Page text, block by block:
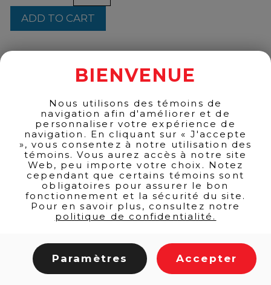
EDT
125ml
quantity
ADD TO CART
BACK TO PRODUCTSBIENVENUE
Nous utilisons des témoins de
navigation afin d'améliorer et de
personnaliser votre expérience de
navigation. En cliquant sur « J'accepte
», vous consentez à notre utilisation des
témoins. Vous aurez accès à notre site
Web, peu importe votre choix. Notez
cependant que certains témoins sont
obligatoires pour assurer le bon
fonctionnement et la sécurité du site.
Pour en savoir plus, consultez notre
politique de confidentialité.
Paramètres Accepter